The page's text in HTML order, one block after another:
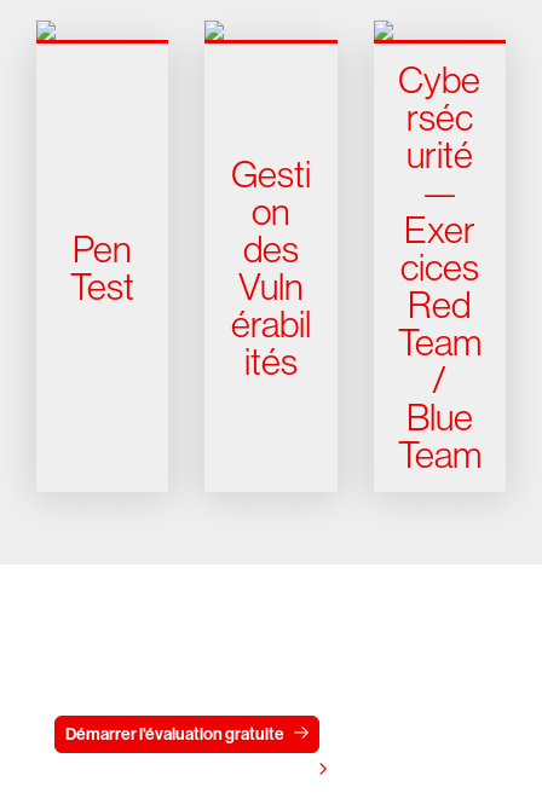
Pen
Test
Gesti
on
des
Vuln
érabil
ités
Cybe
rséc
urité
—
Exer
cices
Red
Team
/
Blue
Team
Démarrer l'évaluation gratuite